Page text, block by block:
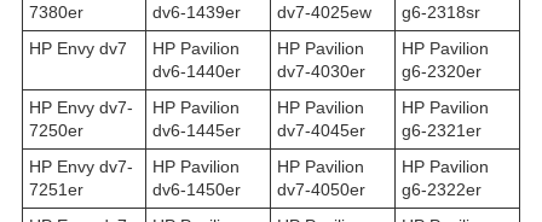
7380er
dv6-1439er
dv7-4025ew
g6-2318sr
HP Envy dv7
HP Pavilion
dv6-1440er
HP Pavilion
dv7-4030er
HP Pavilion
g6-2320er
HP Envy dv7-
7250er
HP Pavilion
dv6-1445er
HP Pavilion
dv7-4045er
HP Pavilion
g6-2321er
HP Envy dv7-
7251er
HP Pavilion
dv6-1450er
HP Pavilion
dv7-4050er
HP Pavilion
g6-2322er